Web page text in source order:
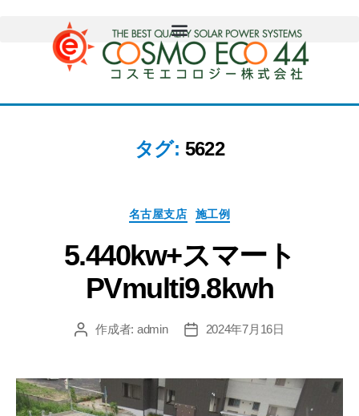
タグ: 5622
名古屋支店 施工例
5.440kw+スマート
PVmulti9.8kwh
作成者: admin 2024年7月16日